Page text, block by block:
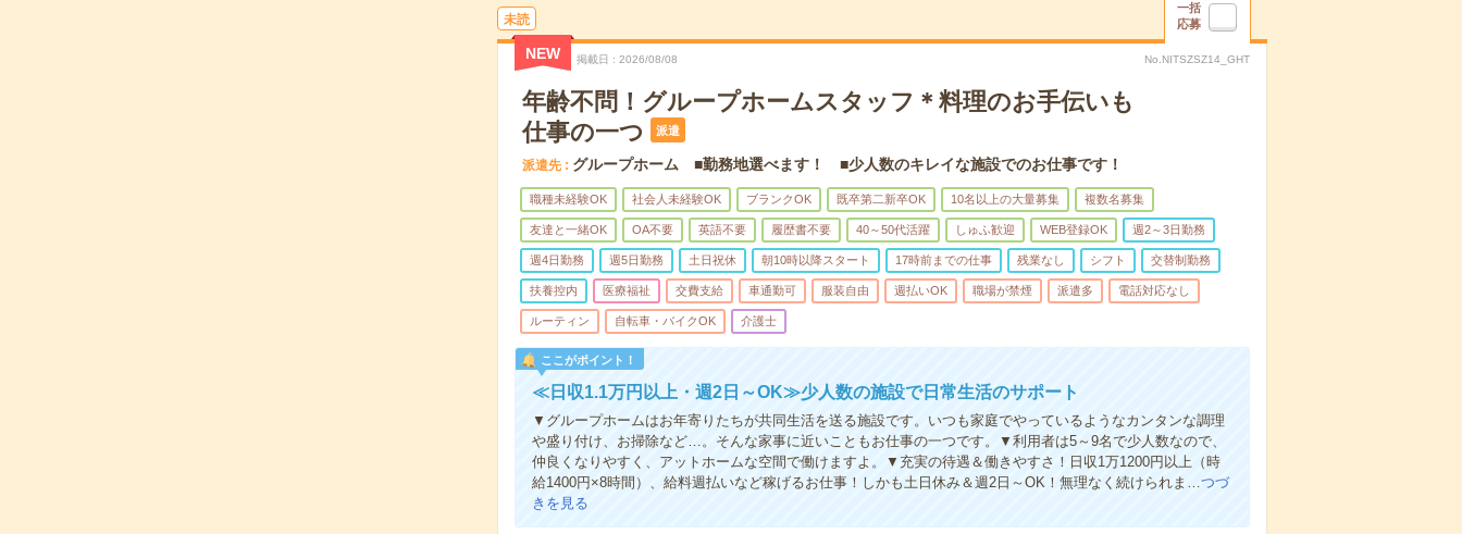
未読
一括
応募
NEW 掲載日 2026/08/08 No.NITSZSZ14_GHT
年齢不問！グループホームスタッフ＊料理のお手伝いも
仕事の一つ
派遣
派遣先 グループホーム ■勤務地選べます！ ■少人数のキレイな施設でのお仕事です！
職種未経験OK 社会人未経験OK ブランクOK 既卒第二新卒OK 10名以上の大量募集 複数名募集
友達と一緒OK OA不要 英語不要 履歴書不要 40～50代活躍 しゅふ歓迎 WEB登録OK 週2～3日勤務
週4日勤務 週5日勤務 土日祝休 朝10時以降スタート 17時前までの仕事 残業なし シフト 交替制勤務
扶養控内 医療福祉 交費支給 車通勤可 服装自由 週払いOK 職場が禁煙 派遣多 電話対応なし
ルーティン 自転車・バイクOK 介護士
ここがポイント！
≪日収1.1万円以上・週2日～OK≫少人数の施設で日常生活のサポート
▼グループホームはお年寄りたちが共同生活を送る施設です。いつも家庭でやっているようなカンタンな調理
や盛り付け、お掃除など…。そんな家事に近いこともお仕事の一つです。▼利用者は5～9名で少人数なので、
仲良くなりやすく、アットホームな空間で働けますよ。▼充実の待遇＆働きやすさ！日収1万1200円以上（時
給1400円×8時間）、給料週払いなど稼げるお仕事！しかも土日休み＆週2日～OK！無理なく続けられま…つづ
きを見る